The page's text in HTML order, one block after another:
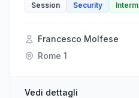
adottate per garantire e
deployment utilizzati,
posture complessiva del
viene riportato come la
Session Security
Francesco Molfese
Rome 1
Vedi dettagli